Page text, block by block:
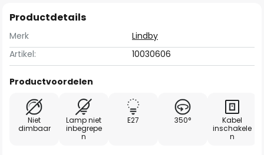
Productdetails
Merk
Lindby
Artikel:
10030606
Productvoordelen
Niet
dimbaar
Lamp niet
inbegrepe
n
E27 350°
Kabel
inschakele
n